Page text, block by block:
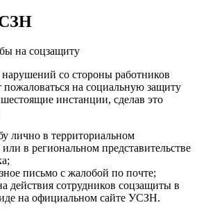
со стороны работников
на социальную защиту
инстанции, сделав это
лично в территориальном
в региональном представительстве
письмо с жалобой по почте;
действия сотрудников соцзащиты в
на официальном сайте УСЗН.